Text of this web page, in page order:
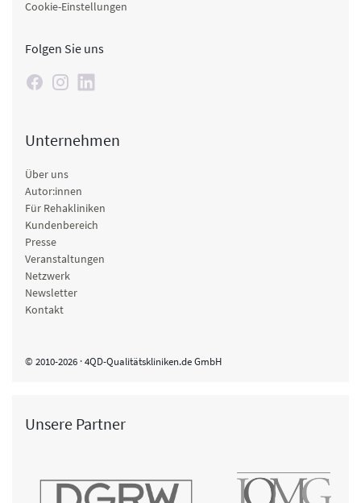
Cookie-Einstellungen
Folgen Sie uns
Unternehmen
Über uns
Autor:innen
Für Rehakliniken
Kundenbereich
Presse
Veranstaltungen
Netzwerk
Newsletter
Kontakt
© 2010-2026 · 4QD-Qualitätskliniken.de GmbH
Unsere Partner